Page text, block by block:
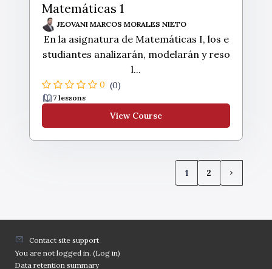
Matemáticas 1
JEOVANI MARCOS MORALES NIETO
En la asignatura de Matemáticas I, los e
studiantes analizarán, modelarán y reso
l...
0 (0)
7 lessons
View Course
1
(current)
2
Next
Contact site support
You are not logged in. (Log in)
Data retention summary